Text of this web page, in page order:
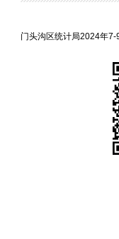
门头沟区统计局2024年7-